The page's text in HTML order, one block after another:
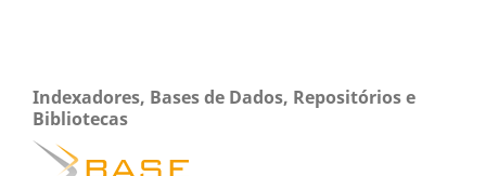
Indexadores, Bases de Dados, Repositórios e
Bibliotecas